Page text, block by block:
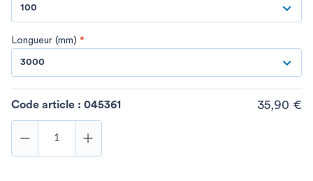
100
Longueur (mm) *
3000
Code article : 045361 35,90 €